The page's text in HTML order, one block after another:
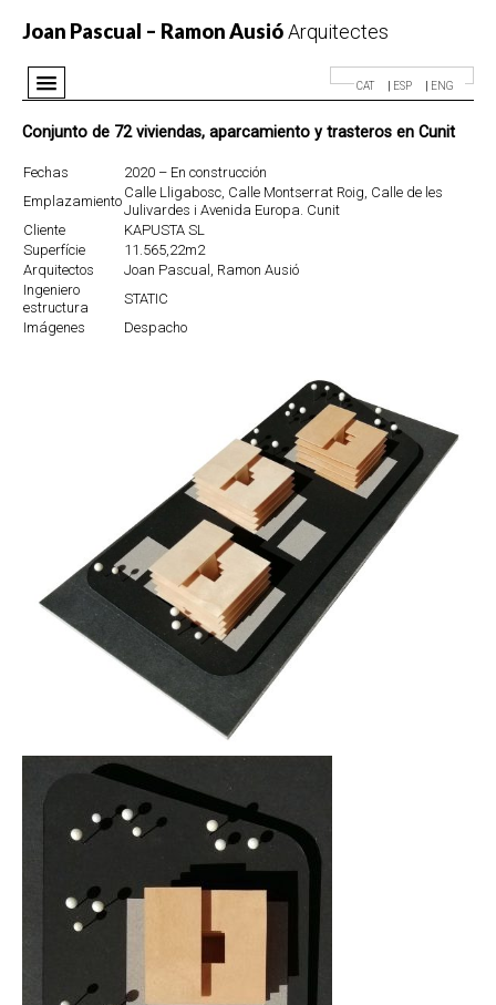
Joan Pascual – Ramon AusióArquitectes
Premios
Noticias
Contacto
CAT ESP ENG
Conjunto de 72 viviendas, aparcamiento y trasteros en Cunit
Fechas
2020 – En construcción
Emplazamiento
Calle Lligabosc, Calle Montserrat Roig, Calle de les
Julivardes i Avenida Europa. Cunit
Cliente
KAPUSTA SL
Superfície
11.565,22m2
Arquitectos
Joan Pascual, Ramon Ausió
Ingeniero
estructura
STATIC
Imágenes
Despacho